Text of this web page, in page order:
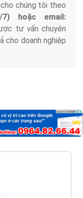
chúng tôi theo
hoặc email:
tư vấn chuyên
cho doanh nghiệp